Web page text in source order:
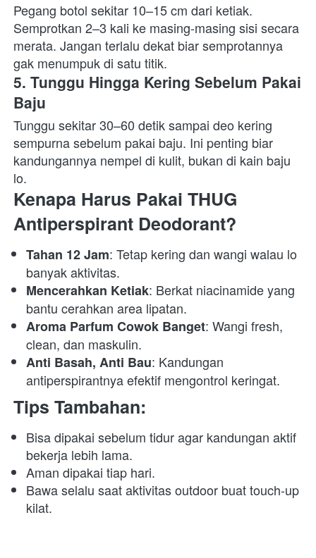
Pegang botol sekitar 10–15 cm dari ketiak.
Semprotkan 2–3 kali ke masing-masing sisi secara
merata. Jangan terlalu dekat biar semprotannya
gak menumpuk di satu titik.
5. Tunggu Hingga Kering Sebelum Pakai
Baju
Tunggu sekitar 30–60 detik sampai deo kering
sempurna sebelum pakai baju. Ini penting biar
kandungannya nempel di kulit, bukan di kain baju
lo.
Kenapa Harus Pakai THUG
Antiperspirant Deodorant?
Tahan 12 Jam: Tetap kering dan wangi walau lo
banyak aktivitas.
Mencerahkan Ketiak: Berkat niacinamide yang
bantu cerahkan area lipatan.
Aroma Parfum Cowok Banget: Wangi fresh,
clean, dan maskulin.
Anti Basah, Anti Bau: Kandungan
antiperspirantnya efektif mengontrol keringat.
Tips Tambahan:
Bisa dipakai sebelum tidur agar kandungan aktif
bekerja lebih lama.
Aman dipakai tiap hari.
Bawa selalu saat aktivitas outdoor buat touch-up
kilat.